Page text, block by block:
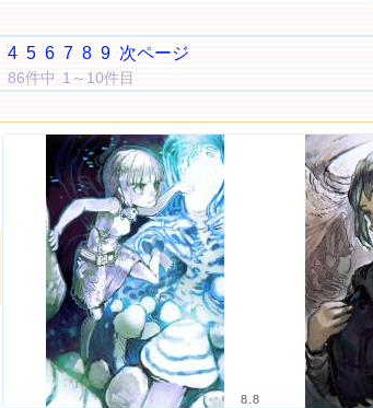
4 5 6 7 8 9 次ページ
86件中 1～10件目
8.8